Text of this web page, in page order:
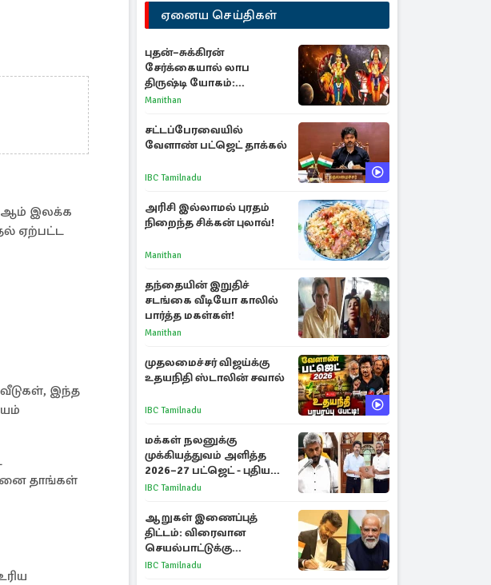
ஆம் இலக்க
ஏற்பட்ட
வீடுகள், இந்த
தாங்கள்
ஏனைய செய்திகள்
புதன்–சுக்கிரன்
சேர்க்கையால் லாப
திருஷ்டி யோகம்:
அதிர்ஷ்டம் பெறும் டாப் 3
Manithan
சட்டப்பேரவையில்
வேளாண் பட்ஜெட் தாக்கல்
IBC Tamilnadu
அரிசி இல்லாமல் புரதம்
நிறைந்த சிக்கன் புலாவ்!
Manithan
தந்தையின் இறுதிச்
சடங்கை வீடியோ காலில்
பார்த்த மகள்கள்!
Manithan
முதலமைச்சர் விஜய்க்கு
உதயநிதி ஸ்டாலின் சவால்
IBC Tamilnadu
மக்கள் நலனுக்கு
முக்கியத்துவம் அளித்த
2026–27 பட்ஜெட் - புதிய
நலத்திட்டங்கள்
IBC Tamilnadu
ஆறுகள் இணைப்புத்
திட்டம்: விரைவான
செயல்பாட்டுக்கு
பிரதமருக்கு முதலமைச்சர்
IBC Tamilnadu